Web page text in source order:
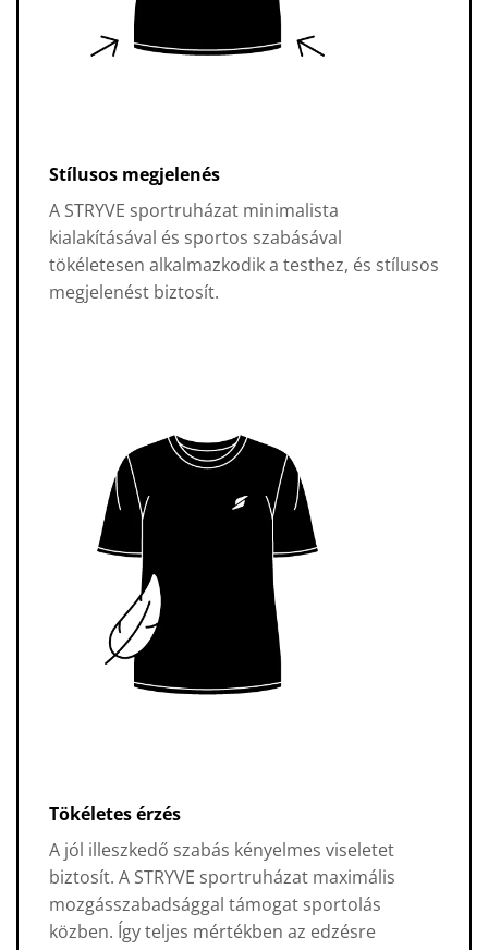
Stílusos megjelenés
A STRYVE sportruházat minimalista
kialakításával és sportos szabásával
tökéletesen alkalmazkodik a testhez, és stílusos
megjelenést biztosít.
Tökéletes érzés
A jól illeszkedő szabás kényelmes viseletet
biztosít. A STRYVE sportruházat maximális
mozgásszabadsággal támogat sportolás
közben. Így teljes mértékben az edzésre